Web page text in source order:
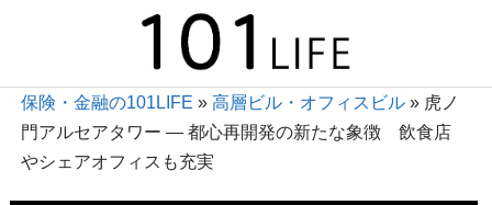
保険・金融の101LIFE » 高層ビル・オフィスビル» 虎ノ
門アルセアタワー ― 都心再開発の新たな象徴 飲食店
やシェアオフィスも充実